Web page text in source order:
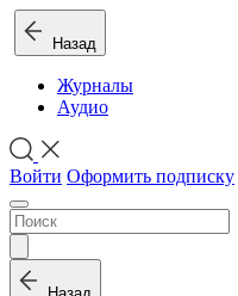
Назад
Журналы
Аудио
Войти Оформить подписку